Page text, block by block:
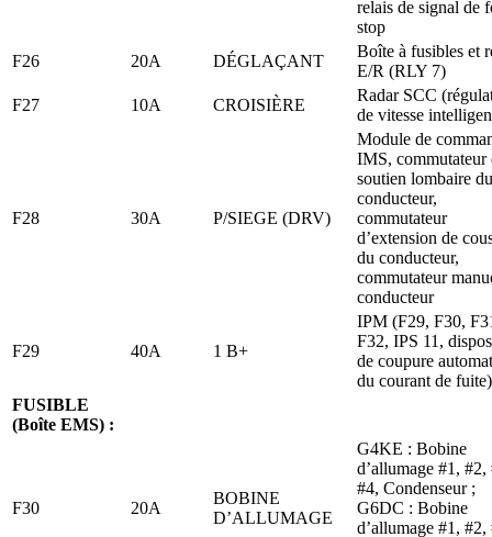
relais de signal de
stop
F26
20A DÉGLAÇANT
Boîte à fusibles et
E/R (RLY 7)
F27
10A CROISIÈRE
Radar SCC
de vitesse
F28 30A P/SIEGE (DRV)
Module de
IMS, commutateur
soutien lombaire du
conducteur,
commutateur
d’extension de
du conducteur,
commutateur
conducteur
F29 40A 1 B+
IPM (F29, F30,
F32, IPS 11,
de coupure
du courant de fuite)
FUSIBLE
(Boîte EMS) :
F30 20A
BOBINE
D’ALLUMAGE
G4KE : Bobine
d’allumage #1, #2,
#4, Condenseur ;
G6DC : Bobine
d’allumage #1, #2,